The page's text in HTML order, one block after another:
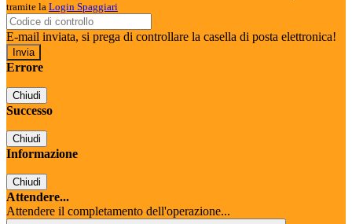
tramite la Login Spaggiari
E-mail inviata, si prega di controllare la casella di posta elettronica!
Errore
Chiudi
Successo
Chiudi
Informazione
Chiudi
Attendere...
Attendere il completamento dell'operazione...